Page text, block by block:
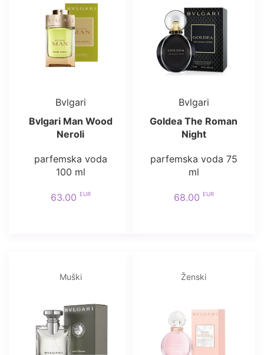
Bvlgari
Bvlgari Man Wood
Neroli
parfemska voda
100 ml
63.00 EUR
Bvlgari
Goldea The Roman
Night
parfemska voda 75
ml
68.00 EUR
Muški Ženski